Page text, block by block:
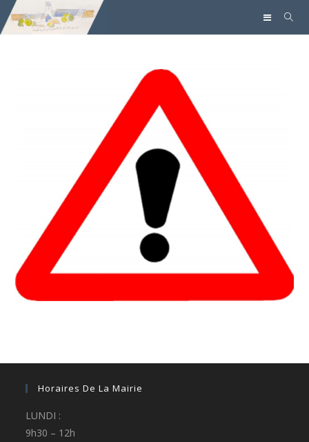
Horaires De La Mairie
LUNDI :
9h30 – 12h